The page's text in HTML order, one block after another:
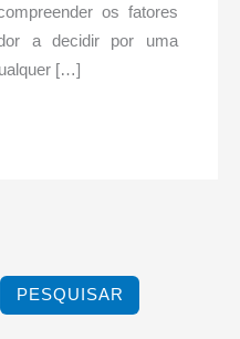
os fatores
a decidir por uma
[…]
PESQUISAR